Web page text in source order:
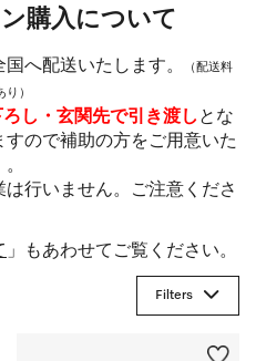
購入について
へ配送いたします。 （配送料
）
し・玄関先で引き渡し とな
ので補助の方をご用意いた
行いません。ご注意くださ
」もあわせてご覧ください。
Filters